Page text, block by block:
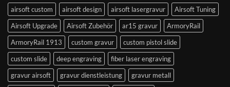
airsoft custom airsoft design airsoft lasergravur
Airsoft Tuning
Airsoft Upgrade
Airsoft Zubehör ar15 gravur
ArmoryRail
ArmoryRail 1913
custom gravur
custom pistol slide
custom slide
deep engraving
fiber laser engraving
gravur airsoft
gravur dienstleistung
gravur metall